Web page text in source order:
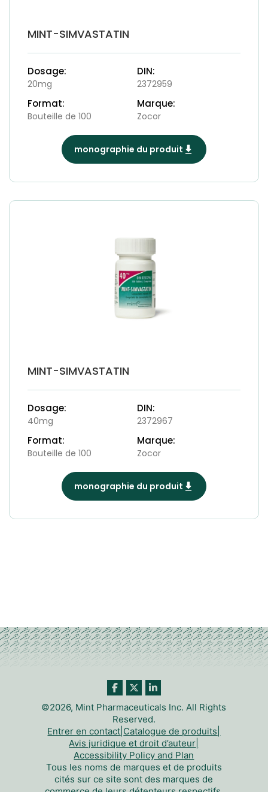
MINT-SIMVASTATIN
Dosage:
20mg
DIN:
2372959
Format:
Bouteille de 100
Marque:
Zocor
monographie du produit
MINT-SIMVASTATIN
Dosage:
40mg
DIN:
2372967
Format:
Bouteille de 100
Marque:
Zocor
monographie du produit
©2026, Mint Pharmaceuticals Inc. All Rights
Reserved.
Entrer en contact Catalogue de produits
Avis juridique et droit d’auteur
Accessibility Policy and Plan
Tous les noms de marques et de produits
cités sur ce site sont des marques de